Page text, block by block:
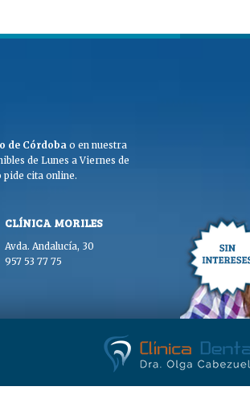
de Córdoba o en nuestra
de Lunes a Viernes de
pide cita online.
CLÍNICA MORILES
Avda. Andalucía, 30
957 53 77 75